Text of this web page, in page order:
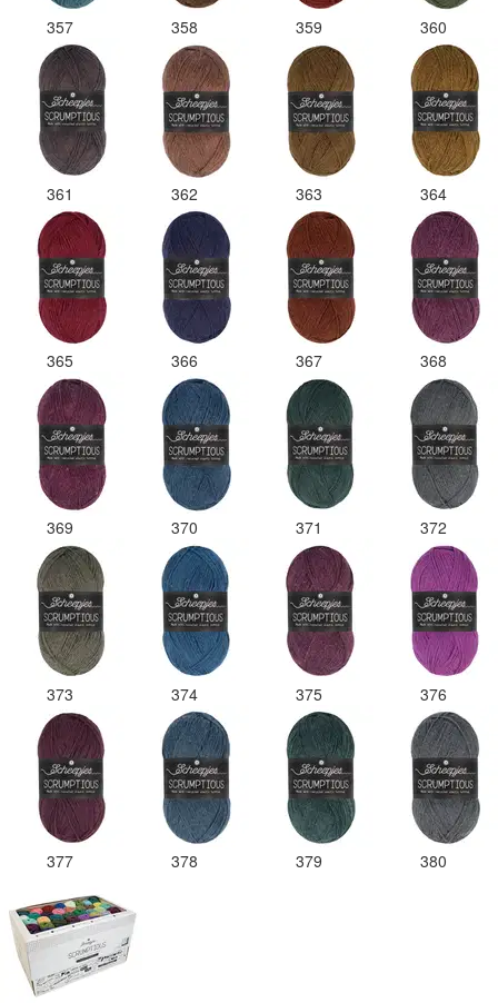
357 358 359 360
361 362 363 364
365 366 367 368
369 370 371 372
373 374 375 376
377 378 379 380